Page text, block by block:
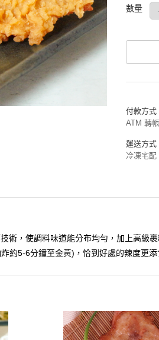
數量
付款方式
ATM 轉
運送方式
冷凍宅
術，使調料味道能分布均勻，加上高級
約5-6分鐘至金黃)，恰到好處的辣度更